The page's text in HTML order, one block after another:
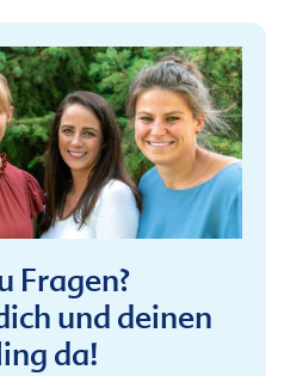
Fragen?
und deinen
da!